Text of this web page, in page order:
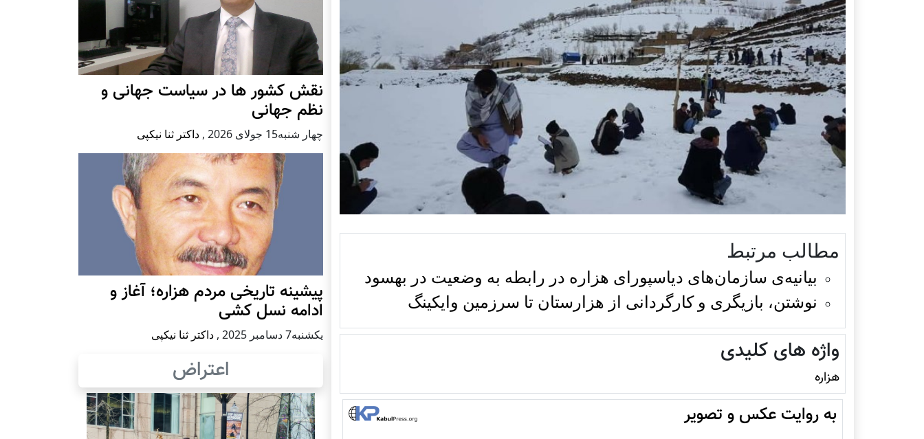
مطالب مرتبط
بیانیه‌ی سازمان‌های دیاسپورای هزاره در رابطه به وضعیت در بهسود
نوشتن، بازیگری و کارگردانی از هزارستان تا سرزمین وایکینگ
واژه های کلیدی
هزاره
به روایت عکس و تصویر
نقش کشور ها در سیاست جهانی و
نظم جهانی
چهار شنبه15 جولای 2026 , داکتر ثنا نیکپی
پيشينه تاريخی مردم هزاره؛ آغاز و
ادامه نسل کشی
يكشنبه7 دسامبر 2025 , داکتر ثنا نیکپی
اعتراض